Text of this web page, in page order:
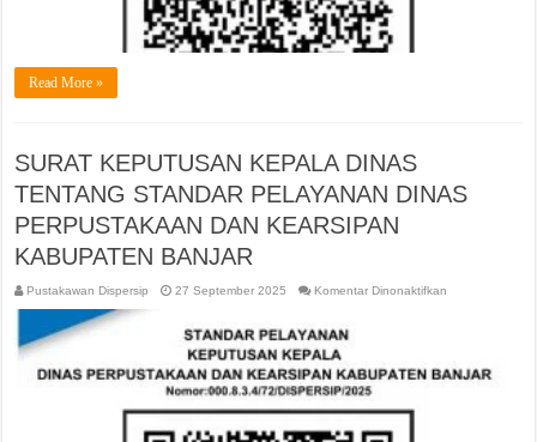
Read More »
SURAT KEPUTUSAN KEPALA DINAS
TENTANG STANDAR PELAYANAN DINAS
PERPUSTAKAAN DAN KEARSIPAN
KABUPATEN BANJAR
Pustakawan Dispersip 27 September 2025 Komentar Dinonaktifkan
STANDAR
PELAYANAN